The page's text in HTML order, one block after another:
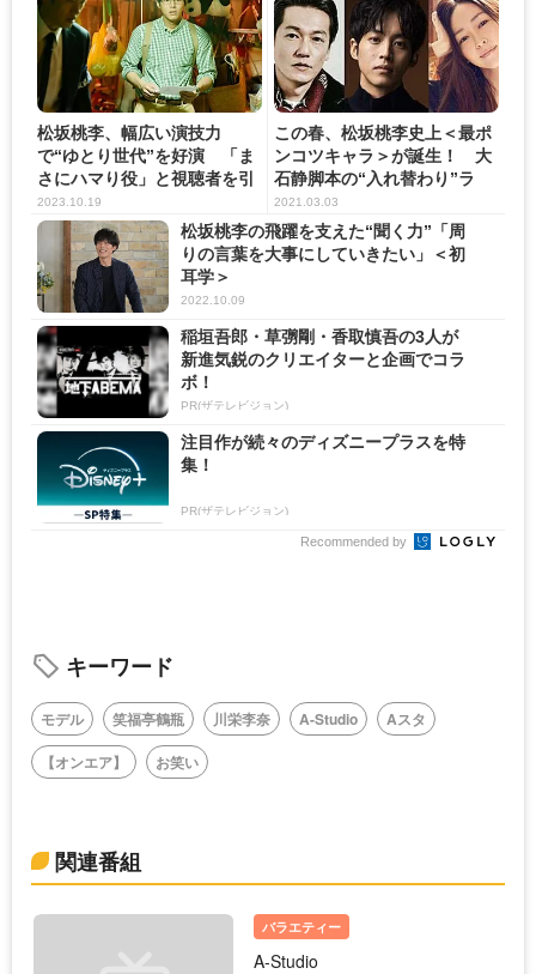
松坂桃李、幅広い演技力
で“ゆとり世代”を好演 「ま
さにハマり役」と視聴者を引
き付...
2023.10.19
この春、松坂桃李史上＜最ポ
ンコツキャラ＞が誕生！ 大
石静脚本の“入れ替わり”ラ
ブ...
2021.03.03
松坂桃李の飛躍を支えた“聞く力”「周
りの言葉を大事にしていきたい」＜初
耳学＞
2022.10.09
稲垣吾郎・草彅剛・香取慎吾の3人が
新進気鋭のクリエイターと企画でコラ
ボ！
PR(ザテレビジョン)
注目作が続々のディズニープラスを特
集！
PR(ザテレビジョン)
Recommended by
キーワード
モデル 笑福亭鶴瓶 川栄李奈 A-Studio
Aスタ
【オンエア】
お笑い
関連番組
バラエティー
A-Studio